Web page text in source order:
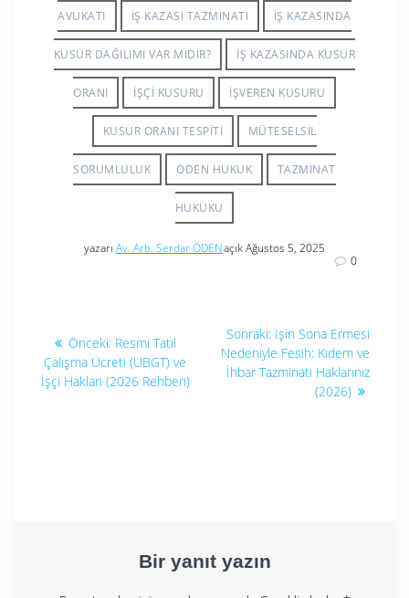
AVUKATI İŞ KAZASI TAZMINATI İŞ KAZASINDA
KUSUR DAĞILIMI VAR MIDIR? İŞ KAZASINDA KUSUR
ORANI İŞÇI KUSURU İŞVEREN KUSURU
KUSUR ORANI TESPITI MÜTESELSIL
SORUMLULUK ÖDEN HUKUK TAZMINAT
HUKUKU
yazarı Av. Arb. Serdar ÖDENaçık Ağustos 5, 2025
0
gezinmesi
Önceki: Önceki
yazı:
Resmi Tatil
Çalışma Ücreti (UBGT) ve
İşçi Hakları (2026 Rehberi)
Sonraki: Sonraki
yazı:
İşin Sona Ermesi
Nedeniyle Fesih: Kıdem ve
İhbar Tazminatı Haklarınız
(2026)
Bir yanıt yazın